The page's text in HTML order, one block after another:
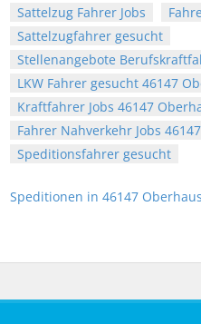
Sattelzug Fahrer Jobs
Sattelzugfahrer gesucht
Stellenangebote
LKW Fahrer gesucht 46147
Kraftfahrer Jobs 46147
Fahrer Nahverkehr Jobs
Speditionsfahrer gesucht
Speditionen in 46147